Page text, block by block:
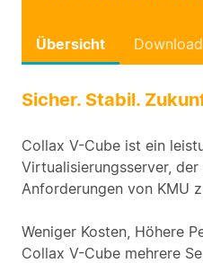
Übersicht
Sicher. Stabil.
Collax V-Cube ist ein
Virtualisierungsserver,
Anforderungen von KMU
Weniger Kosten, Höhere
Collax V-Cube mehrere